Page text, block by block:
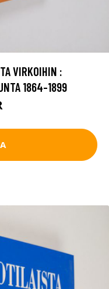
VIRKOIHIN :
1864-1899